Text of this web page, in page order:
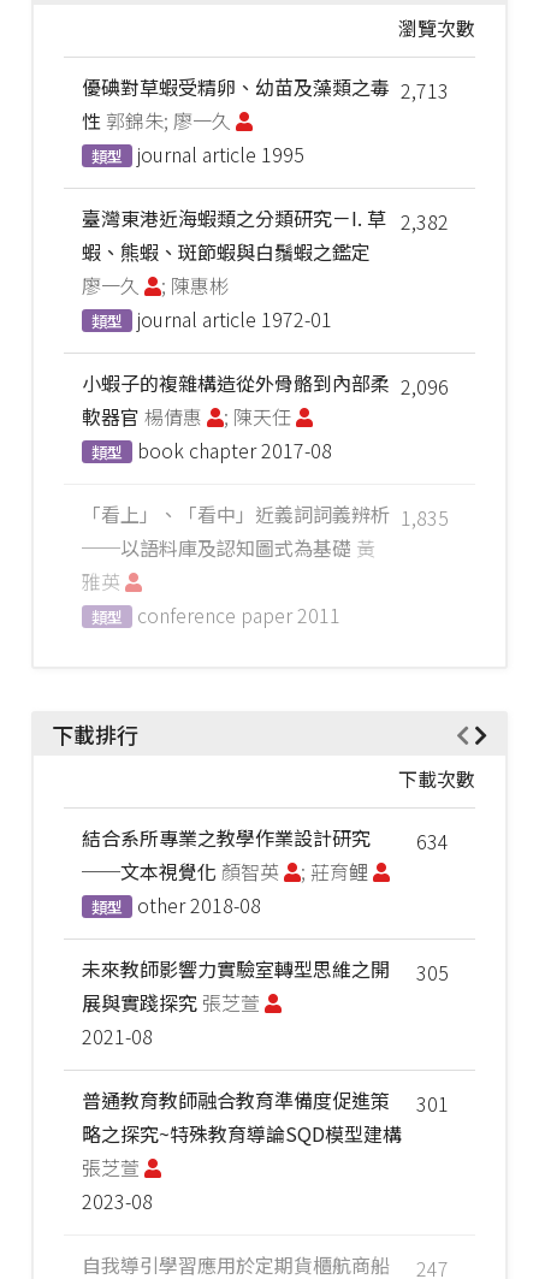
瀏覽次數
2,713
優碘對草蝦受精卵、幼苗及藻類之毒
性 郭錦朱; 廖一久
類型 journal article 1995
2,382
臺灣東港近海蝦類之分類研究－I. 草
蝦、熊蝦、斑節蝦與白鬚蝦之鑑定
廖一久
; 陳惠彬
類型 journal article 1972-01
2,096
小蝦子的複雜構造從外骨骼到內部柔
軟器官 楊倩惠 ; 陳天任
類型 book chapter2017-08
1,835
「看上」、「看中」近義詞詞義辨析
──以語料庫及認知圖式為基礎 黃
雅英
類型 conference paper2011
下載排行
下載次數
634
結合系所專業之教學作業設計研究
──文本視覺化 顏智英 ; 莊育鲤
類型 other2018-08
305
未來教師影響力實驗室轉型思維之開
展與實踐探究 張芝萱
2021-08
301
普通教育教師融合教育準備度促進策
略之探究~特殊教育導論SQD模型建構
張芝萱
2023-08
247
自我導引學習應用於定期貨櫃航商船